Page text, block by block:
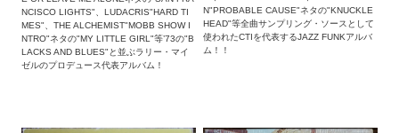
NCISCO LIGHTS"、LUDACRIS"HARD TI
MES"、THE ALCHEMIST"MOBB SHOW I
NTRO"ネタの"MY LITTLE GIRL"等’73の"B
LACKS AND BLUES"と並ぶラリー・マイ
ゼルのプロデュース代表アルバム！
N"PROBABLE CAUSE"ネタの"KNUCKLE
HEAD"等全曲サンプリング・ソースとして
使われたCTIを代表するJAZZ FUNKアルバ
ム！！